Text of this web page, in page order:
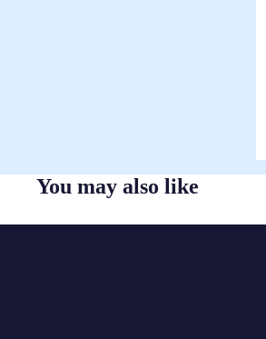
You may also like